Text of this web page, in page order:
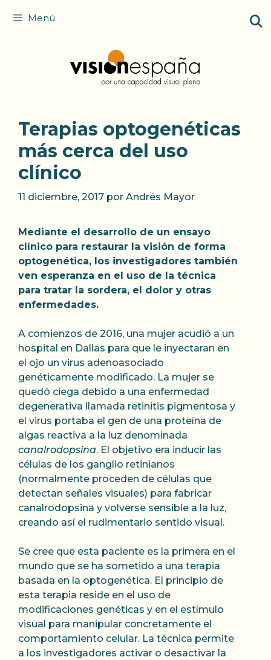
Menú
Terapias optogenéticas
más cerca del uso
clínico
11 diciembre, 2017 por Andrés Mayor
Mediante el desarrollo de un ensayo
clínico para restaurar la visión de forma
optogenética, los investigadores también
ven esperanza en el uso de la técnica
para tratar la sordera, el dolor y otras
enfermedades.
A comienzos de 2016, una mujer acudió a un
hospital en Dallas para que le inyectaran en
el ojo un virus adenoasociado
genéticamente modificado. La mujer se
quedó ciega debido a una enfermedad
degenerativa llamada retinitis pigmentosa y
el virus portaba el gen de una proteína de
algas reactiva a la luz denominada
canalrodopsina. El objetivo era inducir las
células de los ganglio retinianos
(normalmente proceden de células que
detectan señales visuales) para fabricar
canalrodopsina y volverse sensible a la luz,
creando así el rudimentario sentido visual.
Se cree que esta paciente es la primera en el
mundo que se ha sometido a una terapia
basada en la optogenética. El principio de
esta terapia reside en el uso de
modificaciones genéticas y en el estímulo
visual para manipular concretamente el
comportamiento celular. La técnica permite
a los investigadores activar o desactivar la